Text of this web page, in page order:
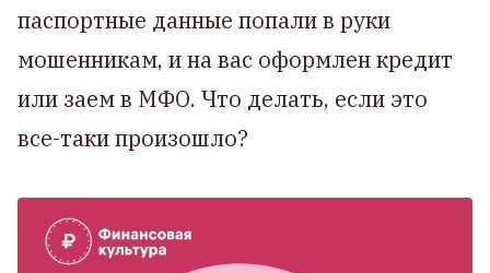
паспортные данные попали в руки
мошенникам, и на вас оформлен кредит
или заем в МФО. Что делать, если это
все-таки произошло?